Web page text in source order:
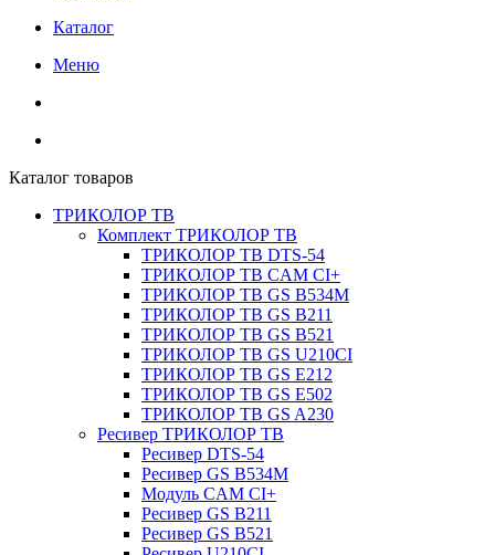
Каталог
Меню
Каталог товаров
ТРИКОЛОР ТВ
Комплект ТРИКОЛОР ТВ
ТРИКОЛОР ТВ DTS-54
ТРИКОЛОР ТВ CAM CI+
ТРИКОЛОР ТВ GS B534M
ТРИКОЛОР ТВ GS B211
ТРИКОЛОР ТВ GS B521
ТРИКОЛОР ТВ GS U210CI
ТРИКОЛОР ТВ GS E212
ТРИКОЛОР ТВ GS E502
ТРИКОЛОР ТВ GS A230
Ресивер ТРИКОЛОР ТВ
Ресивер DTS-54
Ресивер GS B534M
Модуль CAM CI+
Ресивер GS B211
Ресивер GS B521